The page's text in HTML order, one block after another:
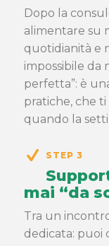
Dopo la
alimentare su
quotidianità e
impossibile da
perfetta”: è
pratiche, che ti
quando la
STEP 3
mai “da
Tra un
dedicata: puoi